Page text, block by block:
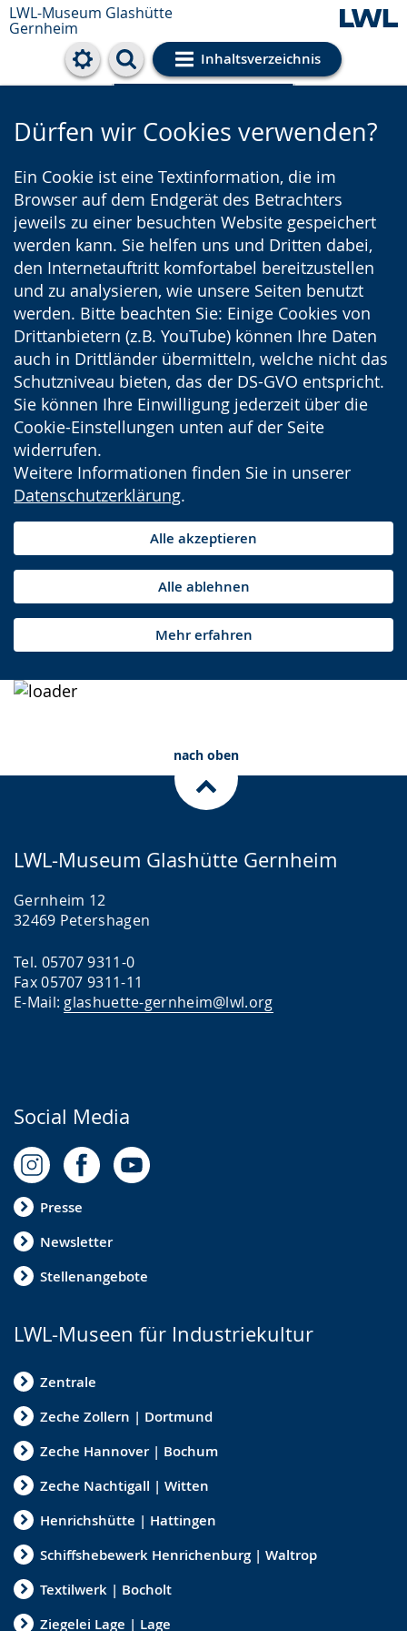
LWL-Museum Glashütte
Gernheim
Inhaltsverzeichnis
Cookie-Einstellungen
Dürfen wir Cookies verwenden?
Ein Cookie ist eine Textinformation, die im
Browser auf dem Endgerät des Betrachters
jeweils zu einer besuchten Website gespeichert
werden kann. Sie helfen uns und Dritten dabei,
den Internetauftritt komfortabel bereitzustellen
und zu analysieren, wie unsere Seiten benutzt
werden. Bitte beachten Sie: Einige Cookies von
Drittanbietern (z.B. YouTube) können Ihre Daten
auch in Drittländer übermitteln, welche nicht das
Schutzniveau bieten, das der DS-GVO entspricht.
Sie können Ihre Einwilligung jederzeit über die
Cookie-Einstellungen unten auf der Seite
widerrufen.
Weitere Informationen finden Sie in unserer
Datenschutzerklärung.
Alle akzeptieren
Alle ablehnen
Mehr erfahren
nach oben
LWL-Museum Glashütte Gernheim
Gernheim 12
32469 Petershagen
Tel. 05707 9311-0
Fax 05707 9311-11
E-Mail: glashuette-gernheim@lwl.org
Social Media
Presse
Newsletter
Stellenangebote
LWL-Museen für Industriekultur
Zentrale
Zeche Zollern | Dortmund
Zeche Hannover | Bochum
Zeche Nachtigall | Witten
Henrichshütte | Hattingen
Schiffshebewerk Henrichenburg | Waltrop
Textilwerk | Bocholt
Ziegelei Lage | Lage